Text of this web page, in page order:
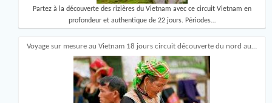
Partez à la découverte des rizières du Vietnam avec ce circuit Vietnam en
profondeur et authentique de 22 jours. Périodes…
Voyage sur mesure au Vietnam 18 jours circuit découverte du nord au…